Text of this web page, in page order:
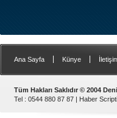
Ana Sayfa Künye
Tüm Hakları Saklıdır © 2004
Tel : 0544 880 87 87 | Haber Scripti